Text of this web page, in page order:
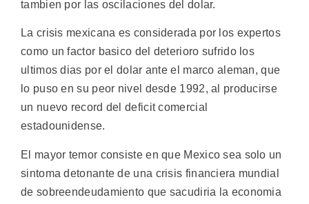
tambien por las oscilaciones del dolar.
La crisis mexicana es considerada por los expertos
como un factor basico del deterioro sufrido los
ultimos dias por el dolar ante el marco aleman, que
lo puso en su peor nivel desde 1992, al producirse
un nuevo record del deficit comercial
estadounidense.
El mayor temor consiste en que Mexico sea solo un
sintoma detonante de una crisis financiera mundial
de sobreendeudamiento que sacudiria la economia